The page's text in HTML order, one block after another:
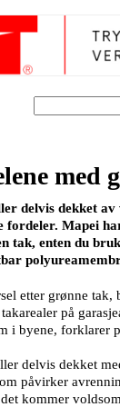
med
delvis dekket av
fordeler. Mapei
tak, enten du
etter grønne tak,
på
i byene, forklarer
delvis dekket
påvirker
kommer